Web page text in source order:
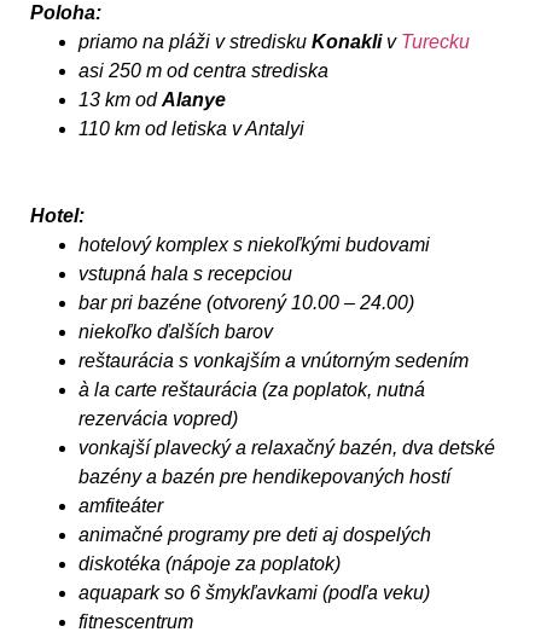
Poloha:
priamo na pláži v stredisku Konakliv Turecku
asi 250 m od centra strediska
13 km odAlanye
110 km od letiska v Antalyi
Hotel:
hotelový komplex s niekoľkými budovami
vstupná hala s recepciou
bar pri bazéne (otvorený 10.00 – 24.00)
niekoľko ďalších barov
reštaurácia s vonkajším a vnútorným sedením
à la carte reštaurácia (za poplatok, nutná
rezervácia vopred)
vonkajší plavecký a relaxačný bazén, dva detské
bazény a bazén pre hendikepovaných hostí
amfiteáter
animačné programy pre deti aj dospelých
diskotéka (nápoje za poplatok)
aquapark so 6 šmykľavkami (podľa veku)
fitnescentrum